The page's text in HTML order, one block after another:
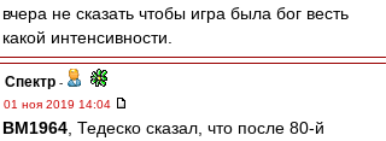
вчера не сказать чтобы игра была бог весть
какой интенсивности.
Спектр -
01 ноя 2019 14:04
BM1964 , Тедеско сказал, что после 80-й